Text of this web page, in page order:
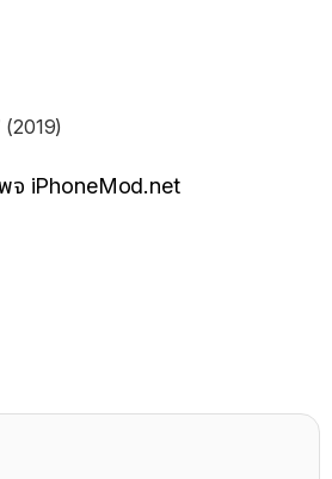
จ iPhoneMod.net